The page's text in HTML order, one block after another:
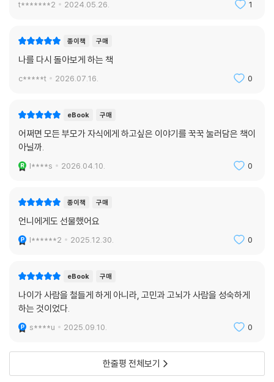
전반부인 대략 마흔 살까지 페르소나의 삶을 사는 데 전력을 다한다. 그처
자’가 된다. 한마디로 철드느라 참고 억눌러 온 모든 것이 그림자 안에 있
융에 의하면, 그림자는 한동안 잘 감춰져 있다가 마흔을 기점으로 그 모습
흔이 되면 페르소나의 삶을 이끌던 에너지는 거의 바닥이 나는 반면, 억눌
속 욕구들을 무조건 억누르기만 하다가는 원하지 않는 방식으로 폭발해 정
할과 책임을 다하는 데 그칠 것이 아니라 마음속의 억압된 욕망이나 꿈에
을 가능성이 높기 때문이다. 또 자신을 돌보는 일을 더 이상 뒤로 미뤄서는
“딸아, 요즘 너는 너를 위해 뭘 해 주니? 혹시 너 자신은 뒷전으로 미뤄 둔
러지 말기를. 그러는 게 네 주위 사람들을 편안하게 해 주는 것 같아도 절대
그 어떤 경우라도 너 자신을 가장 먼저 챙겼으면 좋겠다. 남들 챙기느라 너
- 나이 50에 개원하고, 나이 60에 유학을 떠나며 깨달은 것들
후회 없는 인생을 꿈꾸는 딸에게 해 주고 싶은 말
t*******2 2024.05.26. 1
종이책 구매
나를 다시 돌아보게 하는 책
c*****t 2026.07.16. 0
eBook 구매
어쩌면 모든 부모가 자식에게 하고싶은 이야기를 꾹꾹 눌러담은 책이
아닐까.
l****s 2026.04.10. 0
종이책 구매
언니에게도 선물했어요
l******2 2025.12.30. 0
eBook 구매
나이가 사람을 철들게 하게 아니라, 고민과 고뇌가 사람을 성숙하게
하는 것이었다.
s****u 2025.09.10. 0
한줄평 전체보기